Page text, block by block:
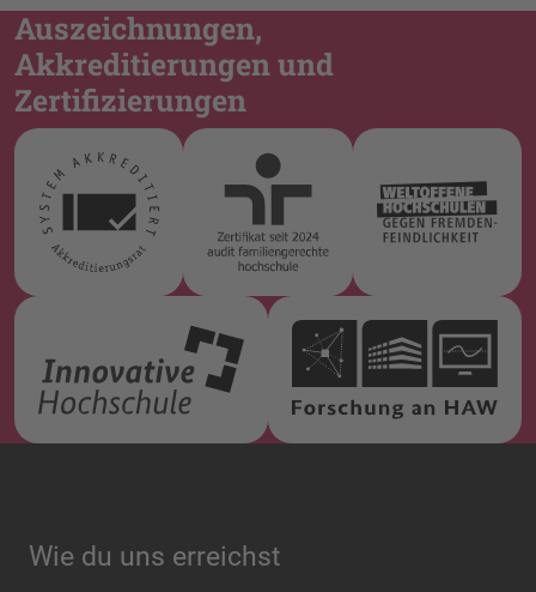
Auszeichnungen,
Akkreditierungen und
Zertifizierungen
Wie du uns erreichst